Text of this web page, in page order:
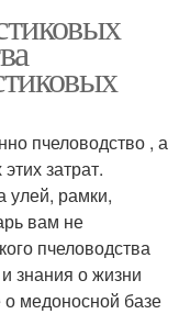
пчеловодство , а
затрат.
улей, рамки,
вам не
пчеловодства
знания о жизни
о медоносной базе